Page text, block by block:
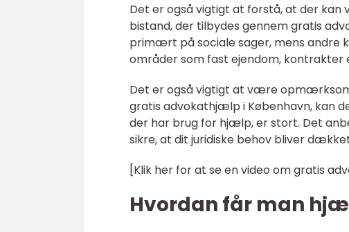
Det er også vigtigt at forstå, at der
bistand, der tilbydes gennem gratis
primært på sociale sager, mens andre
områder som fast ejendom, kontrakter
Det er også vigtigt at være
gratis advokathjælp i København, kan
der har brug for hjælp, er stort. Det
sikre, at dit juridiske behov bliver
[Klik her for at se en video om gratis
Hvordan får man